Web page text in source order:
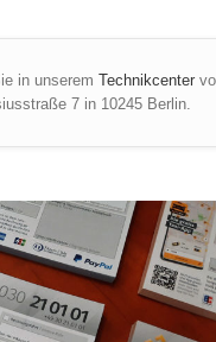
in unserem Technikcenter
7 in 10245 Berlin.